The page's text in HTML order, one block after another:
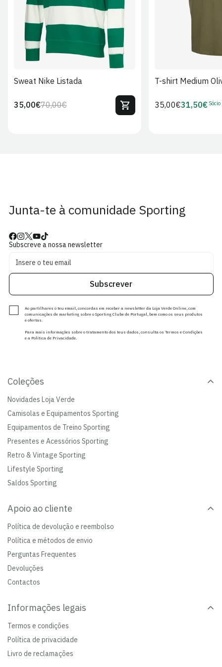
Sweat Nike Listada
Preço
70,00€Preço
35,00€
T-shirt Medium
Preço
35,00€Preço
31,50€ Sócio
Junta-te à comunidade Sporting
Subscreve a nossa newsletter
Subscrever
Ao partilhares o teu email, concordas em receber a newsletter da Loja Verde Online, com
comunicações de marketing sobre o Sporting Clube de Portugal, bem como os seus produtos
e ofertas.
Para mais informações sobre o tratamento dos teus dados, consulta os Termos e Condições
e a Política de Privacidade.
Coleções
Novidades Loja Verde
Camisolas e Equipamentos Sporting
Equipamentos de Treino Sporting
Presentes e Acessórios Sporting
Retro & Vintage Sporting
Lifestyle Sporting
Saldos Sporting
Apoio ao cliente
Política de devolução e reembolso
Política e métodos de envio
Perguntas Frequentes
Devoluções
Contactos
Informações legais
Termos e condições
Política de privacidade
Livro de reclamações